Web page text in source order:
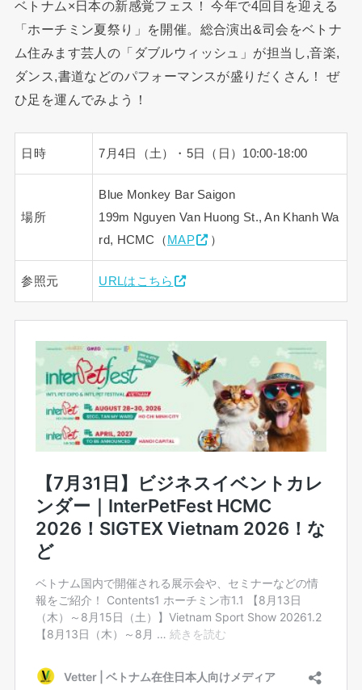
ベトナム×日本の新感覚フェス！ 今年で4回目を迎える
「ホーチミン夏祭り」を開催。総合演出&司会をベトナ
ム住みます芸人の「ダブルウィッシュ」が担当し,音楽,
ダンス,書道などのパフォーマンスが盛りだくさん！ ぜ
ひ足を運んでみよう！
日時 7月4日（土）・5日（日）10:00-18:00
場所
Blue Monkey Bar Saigon
199m Nguyen Van Huong St., An Khanh Wa
rd, HCMC（ MAP ）
参照元 URLはこちら